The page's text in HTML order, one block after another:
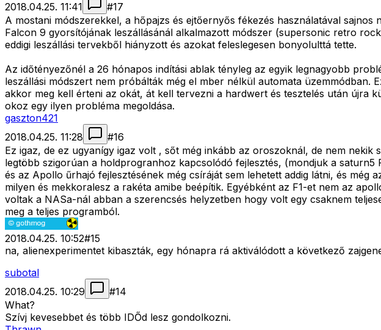
2018.04.25. 11:41
#17
A mostani módszerekkel, a hőpajzs és ejtőernyős fékezés használatával
Falcon 9 gyorsítójának leszállásánál alkalmazott módszer (supersonic retro
eddigi leszállási tervekből hiányzott és azokat feleslegesen bonyolulttá tette.
Az időtényezőnél a 26 hónapos indítási ablak tényleg az egyik legnagyobb
leszállási módszert nem próbálták még el mber nélkül automata
akkor meg kell érteni az okát, át kell tervezni a hardwert és tesztelés után újra
okoz egy ilyen probléma megoldása.
gaszton421
2018.04.25. 11:28
#16
Ez igaz, de ez ugyanígy igaz volt , sőt még inkább az oroszoknál, de nem
legtöbb szigorúan a holdprogranhoz kapcsolódó fejlesztés, (mondjuk a
és az Apollo űrhajó fejlesztésének még csíráját sem lehetett addig látni, és
milyen és mekkoralesz a rakéta amibe beépítik. Egyébként az F1-et nem az
voltak a NASa-nál abban a szerencsés helyzetben hogy volt egy csaknem
meg a teljes programból.
2018.04.25. 10:52#15
na, alienexperimentet kibaszták, egy hónapra rá aktiválódott a következő
subotal
2018.04.25. 10:29
#14
What?
Szívj kevesebbet és több IDŐd lesz gondolkozni.